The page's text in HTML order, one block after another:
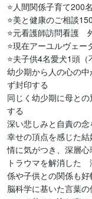
⭐️人間関係子育て200
⭐️美と健康のご相談
⭐️元看護師訪問看護
⭐️現在アーユルヴェ
⭐️夫子供4名愛犬1頭（
幼少期から人の心の
ず封印する
同じく幼少期に母と
する
深い悲しみと自責の
幸せの頂点を感じた
情に気がつき、深層
トラウマを解消した
係や子供との関係も好
脳科学に基いた言葉